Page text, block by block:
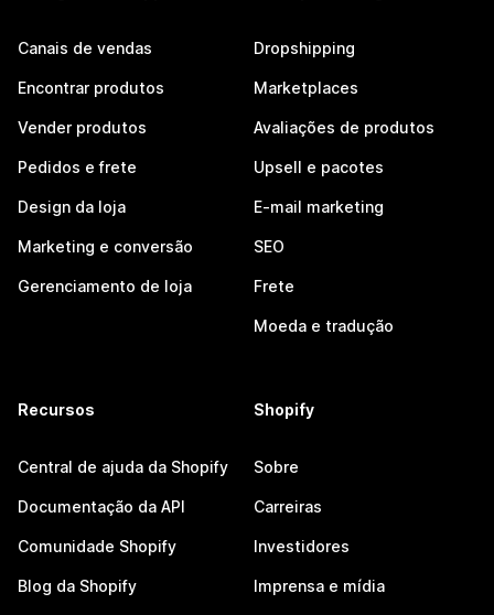
Canais de vendas
Encontrar produtos
Vender produtos
Pedidos e frete
Design da loja
Marketing e conversão
Gerenciamento de loja
Dropshipping
Marketplaces
Avaliações de produtos
Upsell e pacotes
E-mail marketing
SEO
Frete
Moeda e tradução
Recursos
Central de ajuda da Shopify
Documentação da API
Comunidade Shopify
Blog da Shopify
Shopify
Sobre
Carreiras
Investidores
Imprensa e mídia